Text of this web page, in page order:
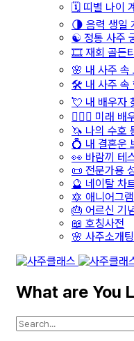
🗓️ 띠별 나이
🌗 음력 생일
☯️ 정통 사주
🎞️ 재회 골든
🌸 내 사주 속
🛠️ 내 사주 속
💘 내 배우자
👩‍❤️‍👨 미래 배
🦄 나의 수호
💍 내 결혼운
👀 바람끼 테
📜 전문가용
🔮 네이탈 차
🔯 애니어그램
🎂 어르신 기
📖 호칭사전
🌸 사주소개팅
What are You